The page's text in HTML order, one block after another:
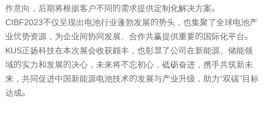
作意向，后期将根据客户不同的需求提供定制化解决方案。
CIBF2023不仅呈现出电池行业蓬勃发展的势头，也集聚了全球电池产
业优势资源，为企业间协同发展、合作共赢提供重要的国际化平台。
KUS正扬科技在本次展会收获颇丰，也彰显了公司在新能源、储能领
域的实力和发展的决心，未来将不忘初心，砥砺奋进，携手共筑新未
来，共同促进中国新能源电池技术的发展与产业升级，助力“双碳”目标
达成。